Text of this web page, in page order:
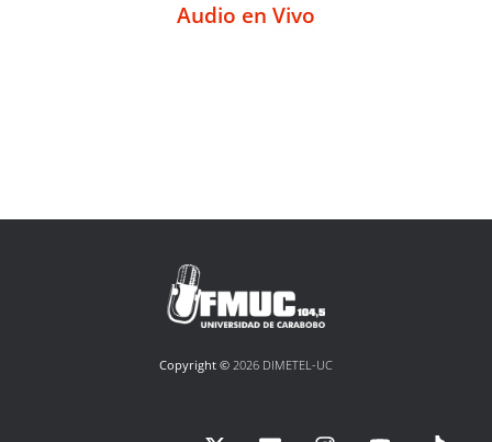
Audio en Vivo
Copyright © 2026 DIMETEL-UC